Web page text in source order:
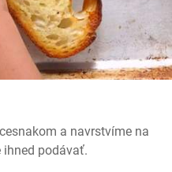
a navrstvíme na
ihned podávať.